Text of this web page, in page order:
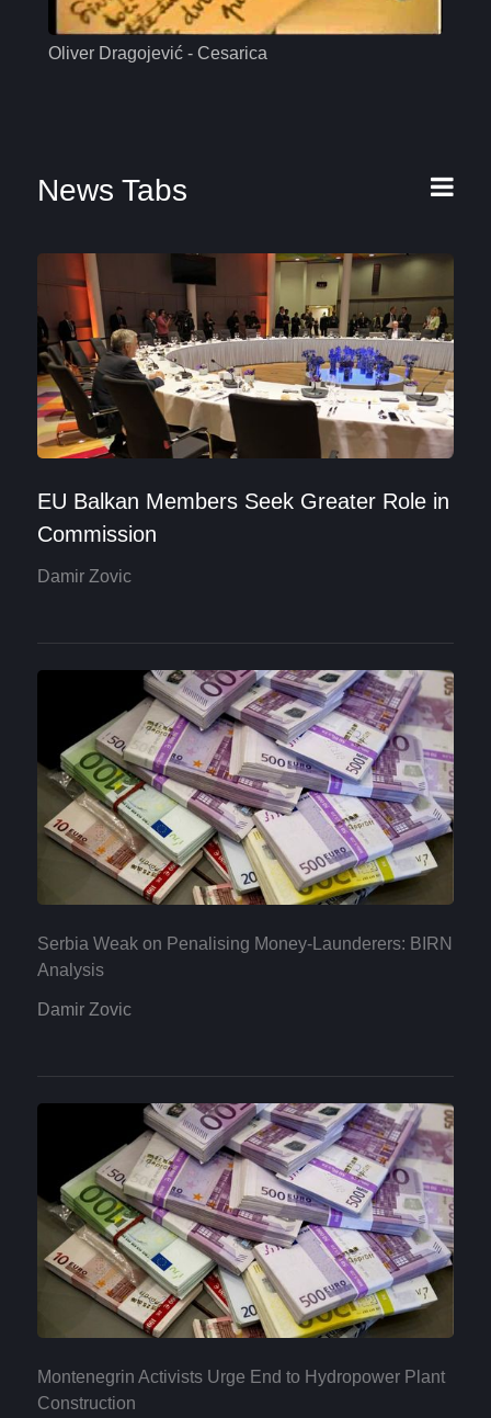
Oliver Dragojević - Cesarica
News Tabs
EU Balkan Members Seek Greater Role in
Commission
Damir Zovic
Serbia Weak on Penalising Money-Launderers: BIRN
Analysis
Damir Zovic
Montenegrin Activists Urge End to Hydropower Plant
Construction